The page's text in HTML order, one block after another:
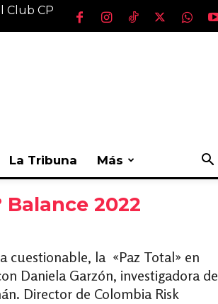
Club CP
La Tribuna Más
2022
cuestionable, la «Paz Total» en
Daniela Garzón, investigadora de
Director de Colombia Risk